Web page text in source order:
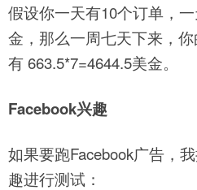
假设你一天有10个订单，
金，那么一周七天下来，
有 663.5*7=4644.5美金。
Facebook兴趣
如果要跑Facebook广告，
趣进行测试：